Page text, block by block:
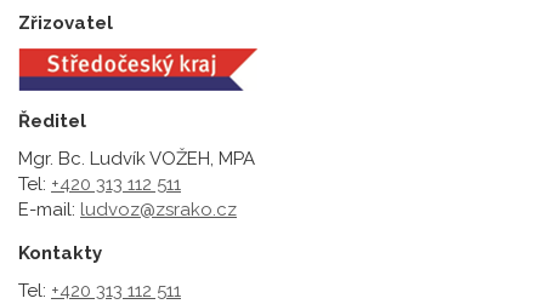
Zřizovatel
Ředitel
Mgr. Bc. Ludvík VOŽEH, MPA
Tel: +420 313 112 511
E-mail: ludvoz@zsrako.cz
Kontakty
Tel: +420 313 112 511